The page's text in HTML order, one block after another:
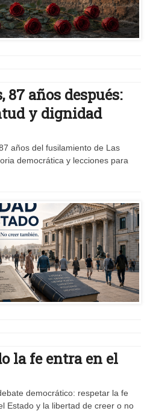
87 años después:
y dignidad
años del fusilamiento de Las
democrática y lecciones para
la fe entra en el
democrático: respetar la fe
Estado y la libertad de creer o no